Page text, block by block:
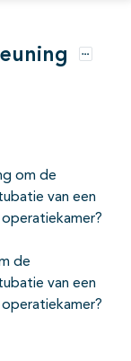
Opties
om de
van een
de
van een